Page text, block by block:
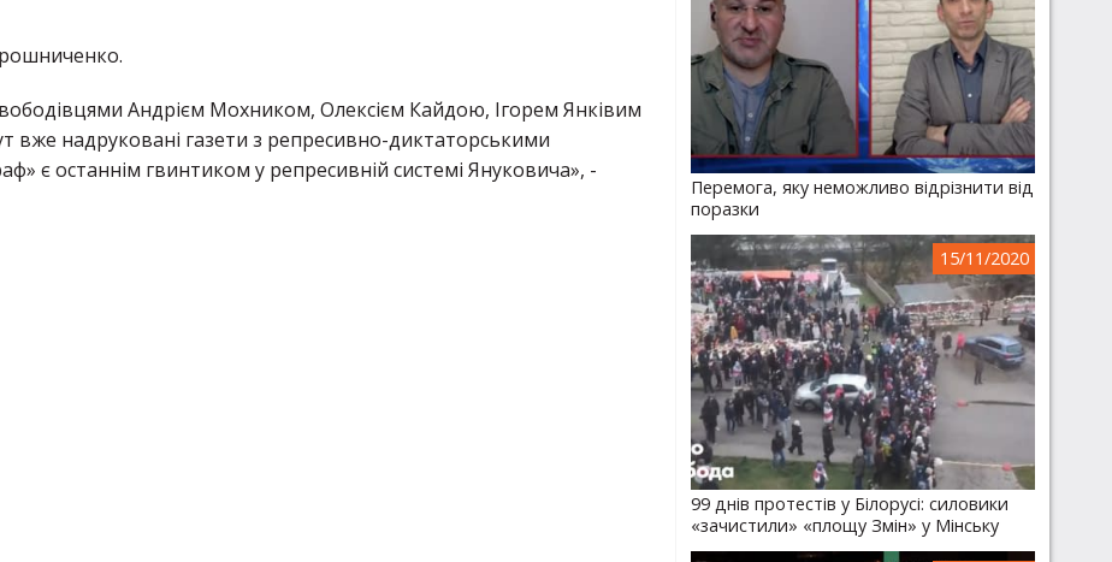
Андрієм Мохником, Олексієм Кайдою, Ігорем Янківим
вже надруковані газети з репресивно-диктаторськими
є останнім гвинтиком у репресивній системі Януковича», -
Перемога, яку неможливо відрізнити від
поразки
15/11/2020
99 днів протестів у Білорусі: силовики
«зачистили» «площу Змін» у Мінську